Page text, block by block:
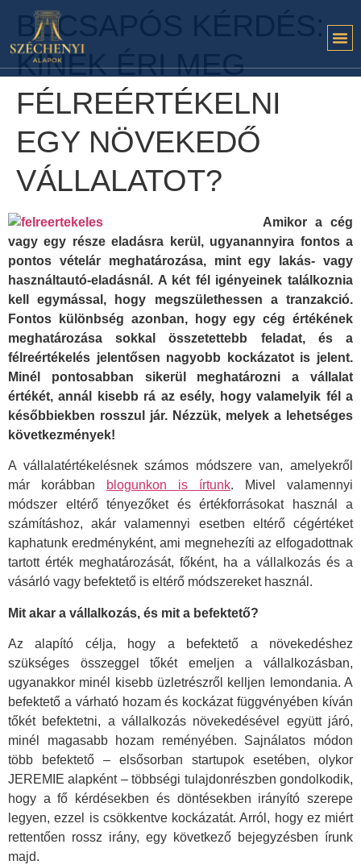
BECSAPÓS KÉRDÉS:
KINEK ÉRI MEG
FÉLREÉRTÉKELNI
EGY NÖVEKEDŐ
VÁLLALATOT?
Amikor a cég
vagy egy része eladásra kerül, ugyanannyira fontos a
pontos vételár meghatározása, mint egy lakás- vagy
használtautó-eladásnál. A két fél igényeinek találkoznia
kell egymással, hogy megszülethessen a tranzakció.
Fontos különbség azonban, hogy egy cég értékének
meghatározása sokkal összetettebb feladat, és a
félreértékelés jelentősen nagyobb kockázatot is jelent.
Minél pontosabban sikerül meghatározni a vállalat
értékét, annál kisebb rá az esély, hogy valamelyik fél a
későbbiekben rosszul jár. Nézzük, melyek a lehetséges
következmények!
A vállalatértékelésnek számos módszere van, amelyekről
már korábban
blogunkon is írtunk. Mivel valamennyi
módszer eltérő tényezőket és értékforrásokat használ a
számításhoz, akár valamennyi esetben eltérő cégértéket
kaphatunk eredményként, ami megnehezíti az elfogadottnak
tartott érték meghatározását, főként, ha a vállalkozás és a
vásárló vagy befektető is eltérő módszereket használ.
Mit akar a vállalkozás, és mit a befektető?
Az alapító célja, hogy a befektető a növekedéshez
szükséges összeggel tőkét emeljen a vállalkozásban,
ugyanakkor minél kisebb üzletrészről kelljen lemondania. A
befektető a várható hozam és kockázat függvényében kíván
tőkét befektetni, a vállalkozás növekedésével együtt járó,
minél magasabb hozam reményében. Sajnálatos módon
több befektető – elsősorban startupok esetében, olykor
JEREMIE alapként – többségi tulajdonrészben gondolkodik,
hogy a fő kérdésekben és döntésekben irányító szerepe
legyen, ezzel is csökkentve kockázatát. Arról, hogy ez miért
rettentően rossz irány, egy következő bejegyzésben írunk
majd.